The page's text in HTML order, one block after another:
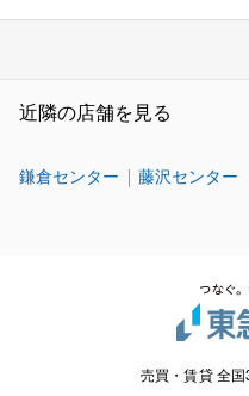
近隣の店舗を見る
鎌倉センター 藤沢センター
売買・賃貸 全